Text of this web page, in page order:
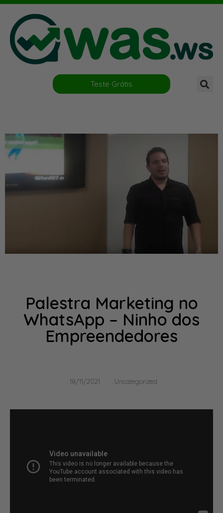
Teste Grátis
Palestra Marketing no
WhatsApp – Ninho dos
Empreendedores
18/11/2021 , Uncategorized